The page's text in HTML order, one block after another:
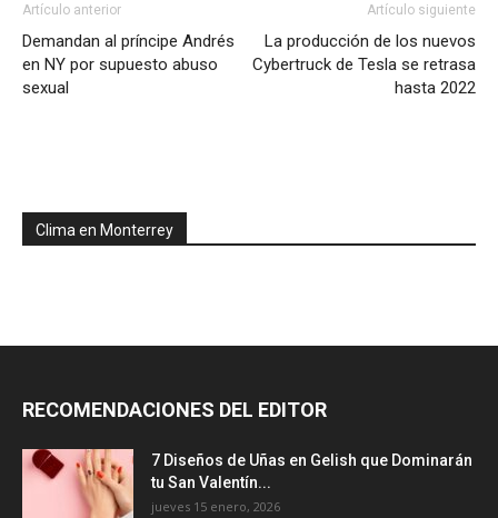
Artículo anterior
Demandan al príncipe Andrés
en NY por supuesto abuso
sexual
Artículo siguiente
La producción de los nuevos
Cybertruck de Tesla se retrasa
hasta 2022
Clima en Monterrey
RECOMENDACIONES DEL EDITOR
7 Diseños de Uñas en Gelish que Dominarán
tu San Valentín...
jueves 15 enero, 2026